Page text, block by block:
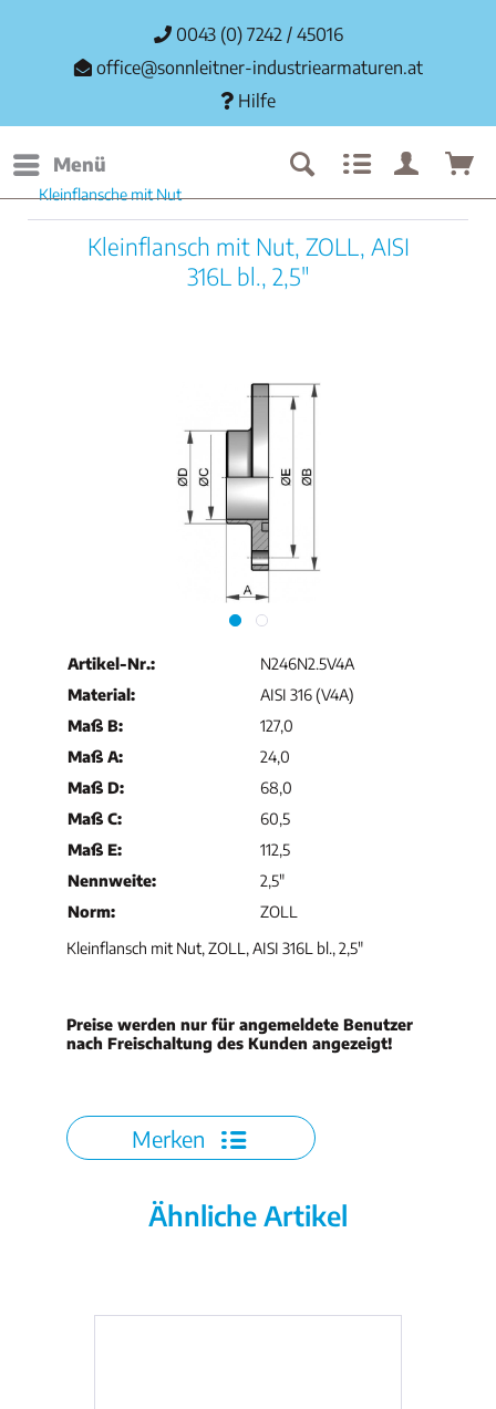
0043 (0) 7242 / 45016
office@sonnleitner-industriearmaturen.at
Hilfe
Menü
Kleinflansche mit Nut
Kleinflansch mit Nut, ZOLL, AISI
316L bl., 2,5"
Artikel-Nr.:
N246N2.5V4A
Material:
AISI 316 (V4A)
Maß B:
127,0
Maß A:
24,0
Maß D:
68,0
Maß C:
60,5
Maß E:
112,5
Nennweite:
2,5"
Norm:
ZOLL
Kleinflansch mit Nut, ZOLL, AISI 316L bl., 2,5"
Preise werden nur für angemeldete Benutzer
nach Freischaltung des Kunden angezeigt!
Merken
Ähnliche Artikel